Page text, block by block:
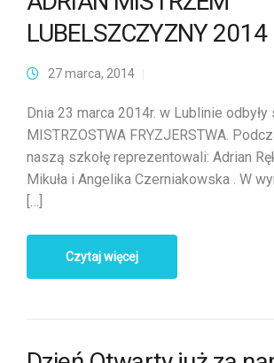
LUBELSZCZYZNY 2014
27 marca, 2014
Dnia 23 marca 2014r. w Lublinie odbyły
MISTRZOSTWA FRYZJERSTWA.
naszą szkołę reprezentowali: Adrian
Mikuła i Angelika Czerniakowska . W
[…]
Czytaj więcej